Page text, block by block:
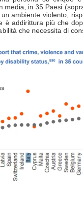
in 35 Paesi
ambiente violento,
è addirittura più che
che necessita di